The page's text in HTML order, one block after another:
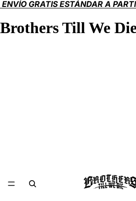
ENVÍO GRATIS ESTÁNDAR A
Brothers Till We